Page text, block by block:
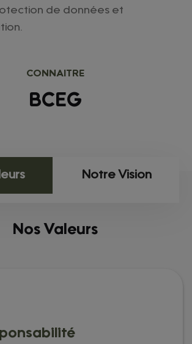
de données et
CONNAITRE
BCEG
Notre Vision
Nos Valeurs